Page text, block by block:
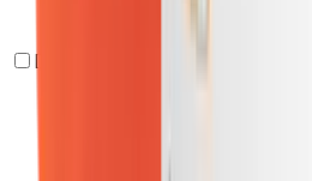
Digestión y Tránsito